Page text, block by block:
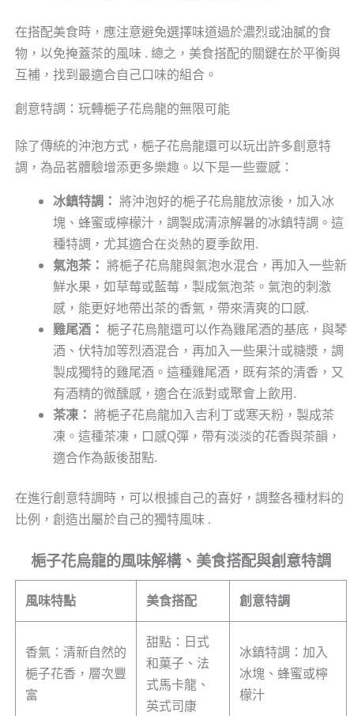
在搭配美食時，應注意避免選擇味道過於濃烈或油膩的食
物，以免掩蓋茶的風味 . 總之，美食搭配的關鍵在於平衡與
互補，找到最適合自己口味的組合。
創意特調：玩轉梔子花烏龍的無限可能
除了傳統的沖泡方式，梔子花烏龍還可以玩出許多創意特
調，為品茗體驗增添更多樂趣。以下是一些靈感：
冰鎮特調： 將沖泡好的梔子花烏龍放涼後，加入冰
塊、蜂蜜或檸檬汁，調製成清涼解暑的冰鎮特調。這
種特調，尤其適合在炎熱的夏季飲用.
氣泡茶： 將梔子花烏龍與氣泡水混合，再加入一些新
鮮水果，如草莓或藍莓，製成氣泡茶。氣泡的刺激
感，能更好地帶出茶的香氣，帶來清爽的口感.
雞尾酒： 梔子花烏龍還可以作為雞尾酒的基底，與琴
酒、伏特加等烈酒混合，再加入一些果汁或糖漿，調
製成獨特的雞尾酒。這種雞尾酒，既有茶的清香，又
有酒精的微醺感，適合在派對或聚會上飲用.
茶凍： 將梔子花烏龍加入吉利丁或寒天粉，製成茶
凍。這種茶凍，口感Q彈，帶有淡淡的花香與茶韻，
適合作為飯後甜點.
在進行創意特調時，可以根據自己的喜好，調整各種材料的
比例，創造出屬於自己的獨特風味 .
梔子花烏龍的風味解構、美食搭配與創意特調
風味特點 美食搭配 創意特調
香氣：清新自然的
梔子花香，層次豐
富
甜點：日式
和菓子、法
式馬卡龍、
英式司康
冰鎮特調：加入
冰塊、蜂蜜或檸
檬汁